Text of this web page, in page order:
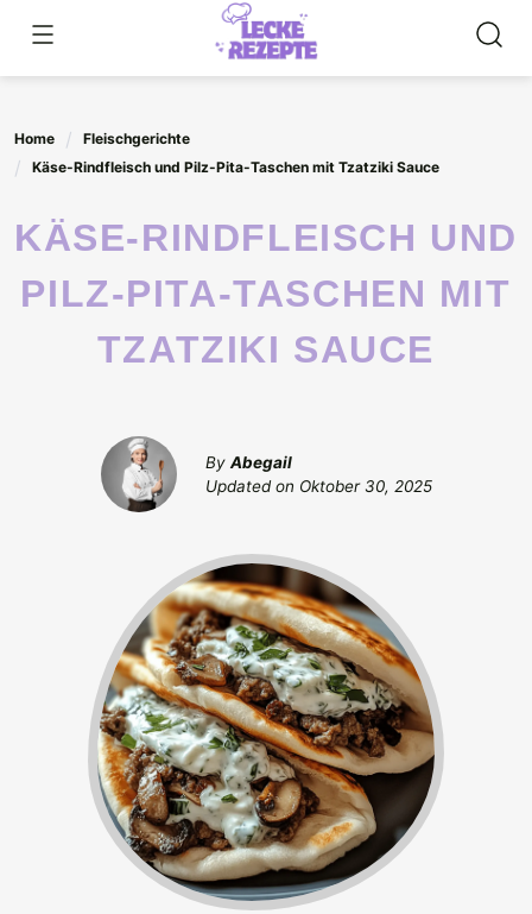
content
Home
Fleischgerichte
Käse-Rindfleisch und Pilz-Pita-Taschen mit Tzatziki Sauce
KÄSE-RINDFLEISCH UND
PILZ-PITA-TASCHEN MIT
TZATZIKI SAUCE
By Abegail
Updated on Oktober 30, 2025